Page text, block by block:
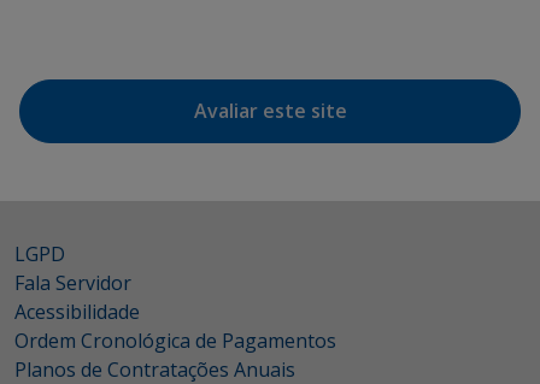
Avaliar este site
LGPD
Fala Servidor
Acessibilidade
Ordem Cronológica de Pagamentos
Planos de Contratações Anuais